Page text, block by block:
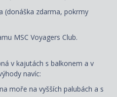
(donáška zdarma, pokrmy
MSC Voyagers Club.
v kajutách s balkonem a v
navíc:
moře na vyšších palubách a s